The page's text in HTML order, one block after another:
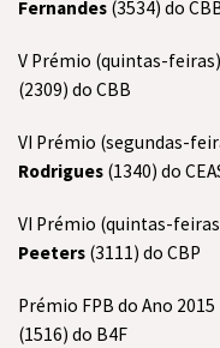
Fernandes (3534) do
V Prémio (quintas-
(2309) do CBB
VI Prémio (segundas-
Rodrigues (1340) do
VI Prémio (quintas-
Peeters (3111) do CBP
Prémio FPB do Ano
(1516) do B4F